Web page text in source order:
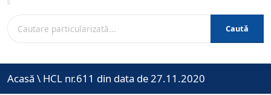
Caută
Acasă \ HCL nr.611 din data de 27.11.2020